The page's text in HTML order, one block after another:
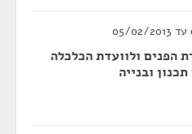
הפנים ולוועדת הכלכלה
ובנייה